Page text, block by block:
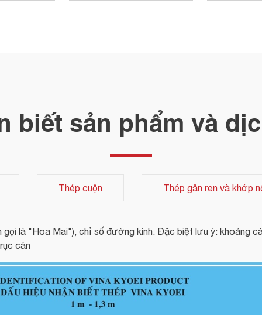
biết sản phẩm và
Thép cuộn Thép gân ren và khớp
gọi là "Hoa Mai"), chỉ số đường kính. Đặc biệt lưu ý: khoảng
cán